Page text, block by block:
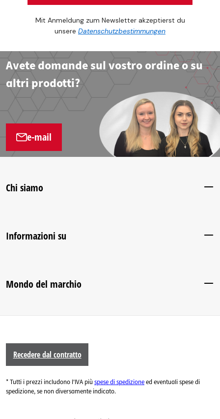
Mit Anmeldung zum Newsletter akzeptierst du
unsere Datenschutzbestimmungen
Avete domande sul vostro ordine o su
altri prodotti?
e-mail
Chi siamo
Informazioni su
Mondo del marchio
Recedere dal contratto
* Tutti i prezzi includono l'IVA più spese di spedizioneed eventuali spese di
spedizione, se non diversamente indicato.